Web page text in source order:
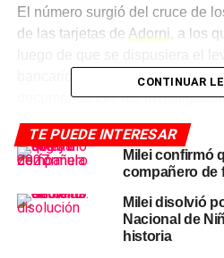
El número surgió del cruce de
de las tarjetas de Adorni, a los
bancario y fiscal del ex
documentación, los
causa, arrojó ese nivel de
ejercía funciones públicas. El
porque, en varios meses,
que percibía: hasta fines de
$3,5 millones mensuales, cifra
CONTINUAR
TE PUEDE INTERESAR
Milei confirmó
compañero de
Milei disolvió
Nacional de
historia